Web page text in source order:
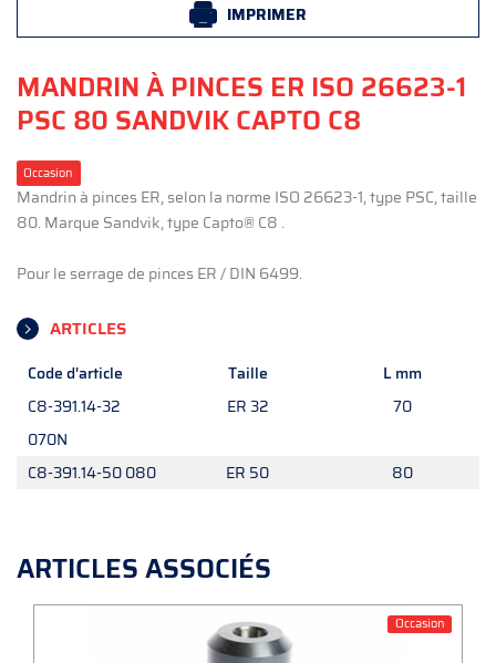
IMPRIMER
MANDRIN À PINCES ER ISO 26623-1
PSC 80 SANDVIK CAPTO C8
Occasion
Mandrin à pinces ER, selon la norme ISO 26623-1, type PSC, taille
80. Marque Sandvik, type Capto® C8 .
Pour le serrage de pinces ER / DIN 6499.
ARTICLES
Code d'article Taille
L mm
C8-391.14-32
070N
ER 32 70
C8-391.14-50 080 ER 50 80
ARTICLES ASSOCIÉS
Occasion